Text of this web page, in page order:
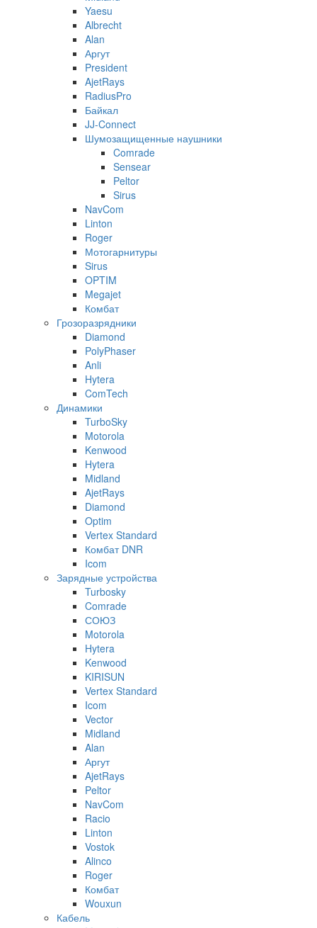
Yaesu
Albrecht
Alan
Аргут
President
AjetRays
RadiusPro
Байкал
JJ-Connect
Шумозащищенные наушники
Comrade
Sensear
Peltor
Sirus
NavCom
Linton
Roger
Мотогарнитуры
Sirus
OPTIM
Megajet
Комбат
Грозоразрядники
Diamond
PolyPhaser
Anli
Hytera
ComTech
Динамики
TurboSky
Motorola
Kenwood
Hytera
Midland
AjetRays
Diamond
Optim
Vertex Standard
Комбат DNR
Icom
Зарядные устройства
Turbosky
Comrade
СОЮЗ
Motorola
Hytera
Kenwood
KIRISUN
Vertex Standard
Icom
Vector
Midland
Alan
Аргут
AjetRays
Peltor
NavCom
Racio
Linton
Vostok
Alinco
Roger
Комбат
Wouxun
Кабель